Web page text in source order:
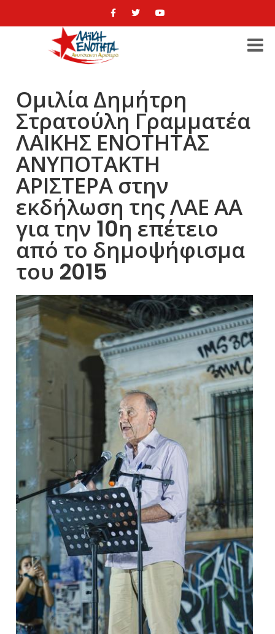
Ομιλία Δημήτρη
Στρατούλη Γραμματέα
ΛΑΙΚΗΣ ΕΝΟΤΗΤΑΣ
ΑΝΥΠΟΤΑΚΤΗ
ΑΡΙΣΤΕΡΑ στην
εκδήλωση της ΛΑΕ ΑΑ
για την 10η επέτειο
από το δημοψήφισμα
του 2015